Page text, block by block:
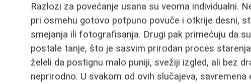
Razlozi za povećanje usana su veoma individualni.
pri osmehu gotovo potpuno povuče i otkrije desni,
smejanja ili fotografisanja. Drugi pak primećuju da
postale tanje, što je sasvim prirodan proces
želeli da postignu malo puniji, svežiji izgled, ali bez
neprirodno. U svakom od ovih slučajeva,